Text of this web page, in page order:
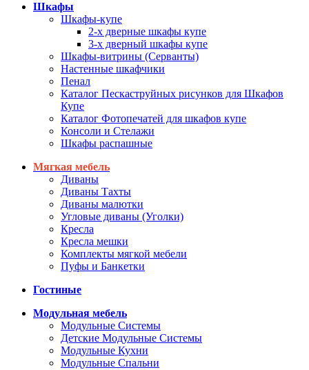
Шкафы
Шкафы-купе
2-х дверные шкафы купе
3-х дверный шкафы купе
Шкафы-витрины (Серванты)
Настенные шкафчики
Пенал
Каталог Пескаструйных рисунков для Шкафов
Купе
Каталог Фотопечатей для шкафов купе
Консоли и Стелажи
Шкафы распашные
Мягкая мебель
Диваны
Диваны Тахты
Диваны малютки
Угловые диваны (Уголки)
Кресла
Кресла мешки
Комплекты мягкой мебели
Пуфы и Банкетки
Гостиные
Модульная мебель
Модульные Системы
Детские Модульные Системы
Модульные Кухни
Модульные Спальни